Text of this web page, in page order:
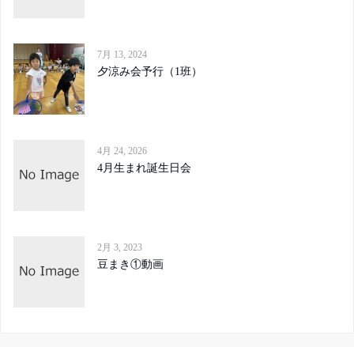
7月 13, 2024
夕涼み会予行（1班）
4月 24, 2026
4月生まれ誕生日会
2月 3, 2023
豆まき①動画